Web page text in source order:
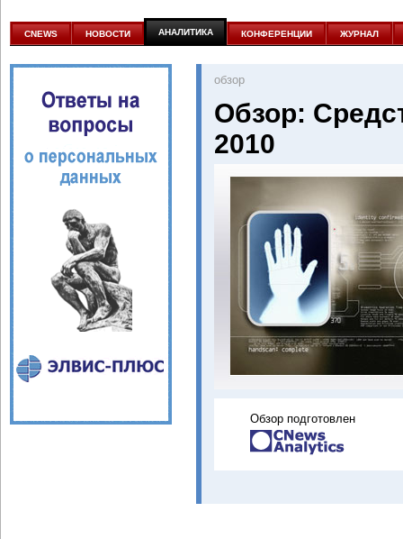
аналитике
CNEWS НОВОСТИ АНАЛИТИКА КОНФЕРЕНЦИИ ЖУРНАЛ
oбзор
Обзор:
2010
Обзор подготовлен